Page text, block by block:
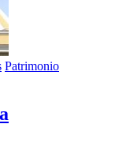
Patrimonio